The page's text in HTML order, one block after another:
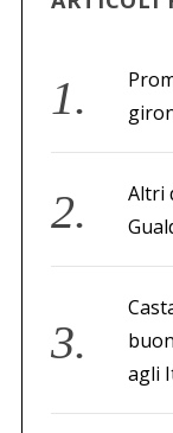
Altri
agli